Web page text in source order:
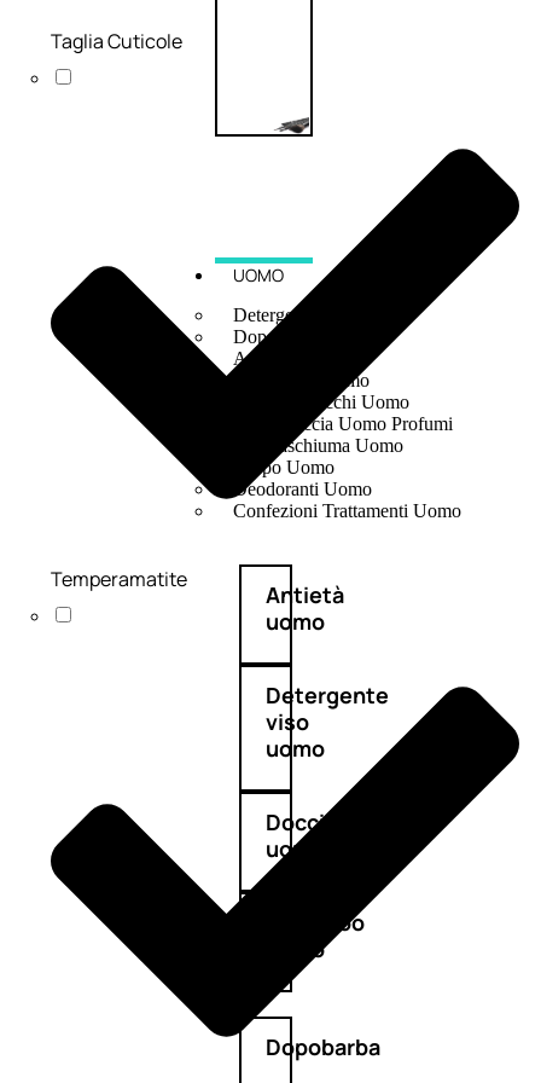
UOMO
Detergente Viso Uomo
Dopobarba Uomo
Antieta Uomo
Anticaduta Uomo
Contorno Occhi Uomo
Bagnodoccia Uomo Profumi
Docciaschiuma Uomo
Corpo Uomo
Deodoranti Uomo
Confezioni Trattamenti Uomo
Antietà
uomo
Detergente
viso
uomo
Docciaschiuma
uomo
Shampoo
uomo
Dopobarba
Taglia Cuticole
Temperamatite